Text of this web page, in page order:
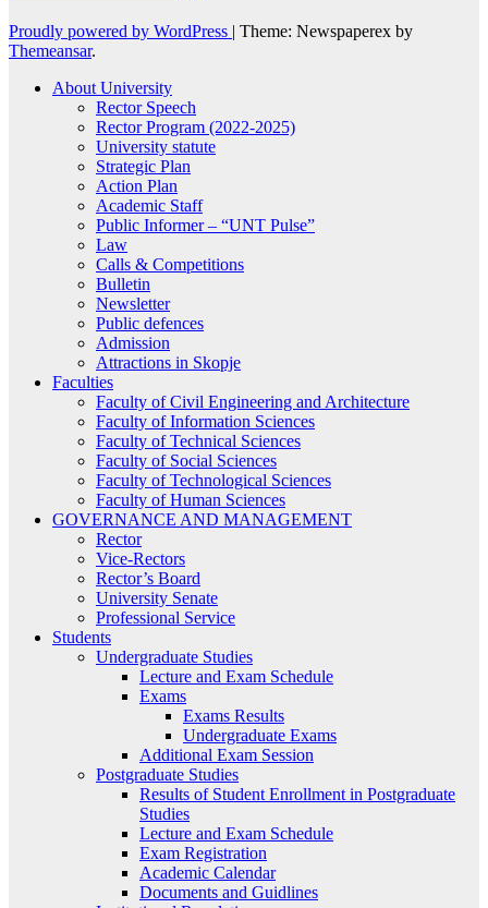
Proudly powered by WordPress
Theme: Newspaperex by
Themeansar.
About University
Rector Speech
Rector Program (2022-2025)
University statute
Strategic Plan
Action Plan
Academic Staff
Public Informer – “UNT Pulse”
Law
Calls & Competitions
Bulletin
Newsletter
Public defences
Admission
Attractions in Skopje
Faculties
Faculty of Civil Engineering and Architecture
Faculty of Information Sciences
Faculty of Technical Sciences
Faculty of Social Sciences
Faculty of Technological Sciences
Faculty of Human Sciences
GOVERNANCE AND MANAGEMENT
Rector
Vice-Rectors
Rector’s Board
University Senate
Professional Service
Students
Undergraduate Studies
Lecture and Exam Schedule
Exams
Exams Results
Undergraduate Exams
Additional Exam Session
Postgraduate Studies
Results of Student Enrollment in Postgraduate
Studies
Lecture and Exam Schedule
Exam Registration
Academic Calendar
Documents and Guidlines